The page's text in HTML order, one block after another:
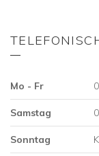
Mo - Fr
Samstag
Sonntag